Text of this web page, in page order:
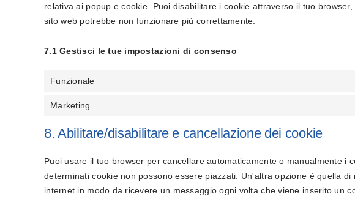
relativa ai popup e cookie. Puoi disabilitare i cookie attraverso il tuo
sito web potrebbe non funzionare più correttamente.
7.1 Gestisci le tue impostazioni di consenso
Funzionale
Marketing
8. Abilitare/disabilitare e cancellazione dei cookie
Puoi usare il tuo browser per cancellare automaticamente o manualmente i
determinati cookie non possono essere piazzati. Un'altra opzione è quella
internet in modo da ricevere un messaggio ogni volta che viene inserito un